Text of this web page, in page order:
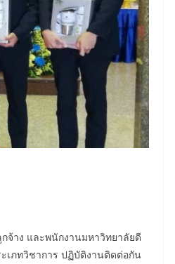
จ้าง และพนักงานมหาวิทยาลัยดี
เภทวิชาการ ปฏิบัติงานติดต่อกัน